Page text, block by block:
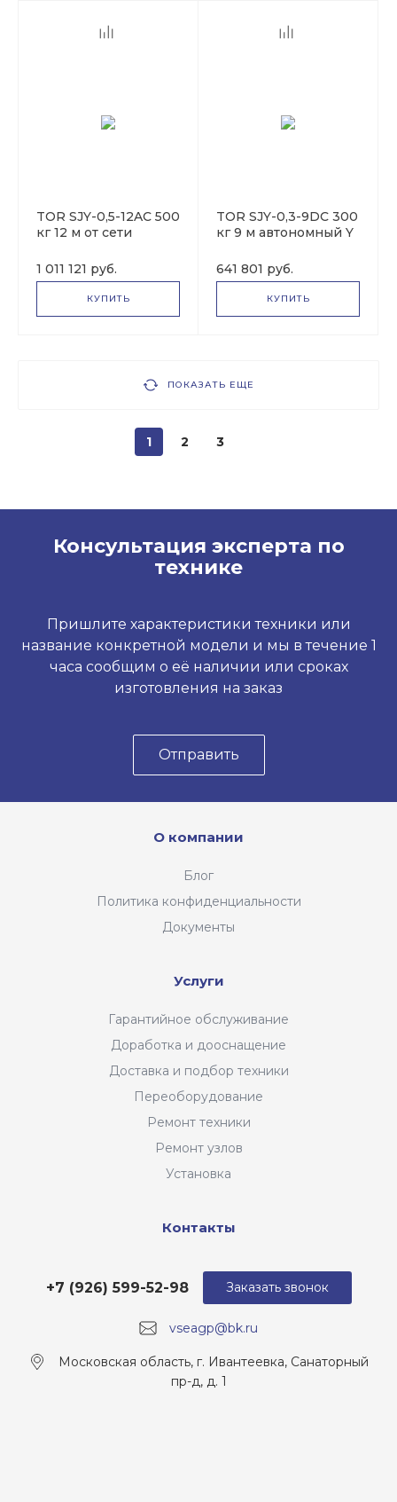
TOR SJY-0,5-12AC 500
кг 12 м от сети
1 011 121 руб.
КУПИТЬ
TOR SJY-0,3-9DC 300
кг 9 м автономный Y
641 801 руб.
КУПИТЬ
ПОКАЗАТЬ ЕЩЕ
1 2 3
Консультация эксперта по
технике
Пришлите характеристики техники или
название конкретной модели и мы в течение 1
часа сообщим о её наличии или сроках
изготовления на заказ
Отправить
О компании
Блог
Политика конфиденциальности
Документы
Услуги
Гарантийное обслуживание
Доработка и дооснащение
Доставка и подбор техники
Переоборудование
Ремонт техники
Ремонт узлов
Установка
Контакты
vseagp@bk.ru
+7 (926) 599-52-98
Московская область, г. Ивантеевка, Санаторный
пр-д, д. 1
Заказать звонок